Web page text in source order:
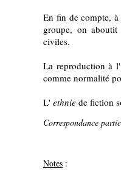
En fin de compte,
groupe, on
civiles.
La reproduction à
comme normalité
L' ethnie de fiction
Correspondance
Notes :